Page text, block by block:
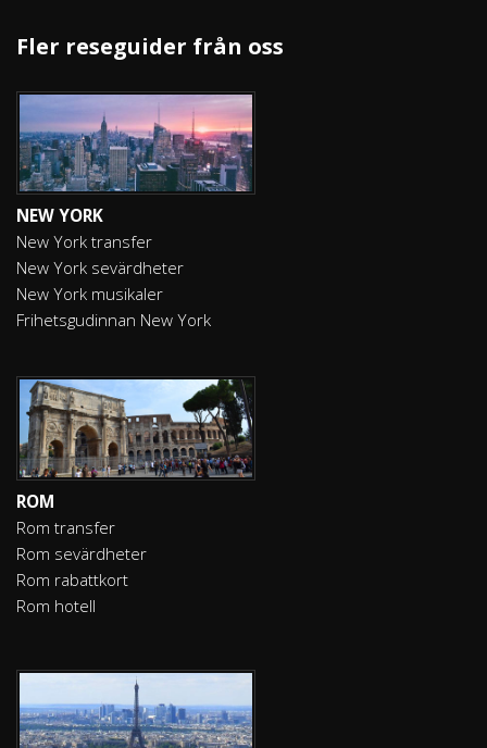
Fler reseguider från oss
NEW YORK
New York transfer
New York sevärdheter
New York musikaler
Frihetsgudinnan New York
ROM
Rom transfer
Rom sevärdheter
Rom rabattkort
Rom hotell